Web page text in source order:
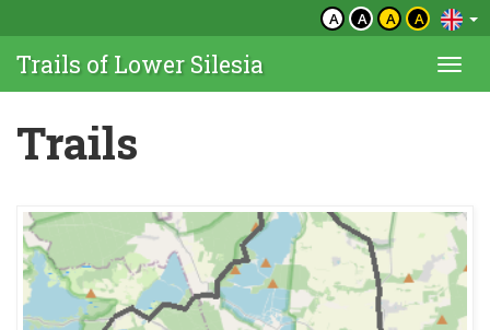
A A A A
Trails of Lower Silesia
Trails